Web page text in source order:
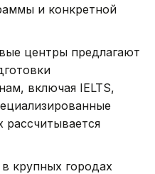
и конкретной
центры предлагают
включая IELTS,
рассчитывается
крупных городах